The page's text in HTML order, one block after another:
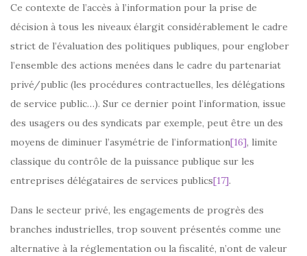
Ce contexte de l’accès à l’information pour la prise de
décision à tous les niveaux élargit considérablement le cadre
strict de l’évaluation des politiques publiques, pour englober
l’ensemble des actions menées dans le cadre du partenariat
privé/public (les procédures contractuelles, les délégations
de service public…). Sur ce dernier point l’information, issue
des usagers ou des syndicats par exemple, peut être un des
moyens de diminuer l’asymétrie de l’information[16], limite
classique du contrôle de la puissance publique sur les
entreprises délégataires de services publics[17].
Dans le secteur privé, les engagements de progrès des
branches industrielles, trop souvent présentés comme une
alternative à la réglementation ou la fiscalité, n’ont de valeur